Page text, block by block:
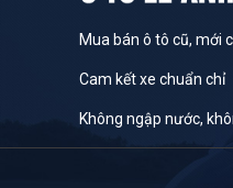
Mua bán ô tô cũ, mới
Cam kết xe chuẩn chỉ
Không ngập nước,